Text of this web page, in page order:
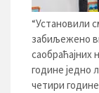
“Установили
забиљежено
саобраћајних
године једно
четири